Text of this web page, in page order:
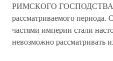
РИМСКОГО ГОСПОДСТВА
рассматриваемого
частями империи стали
невозможно рассматривать